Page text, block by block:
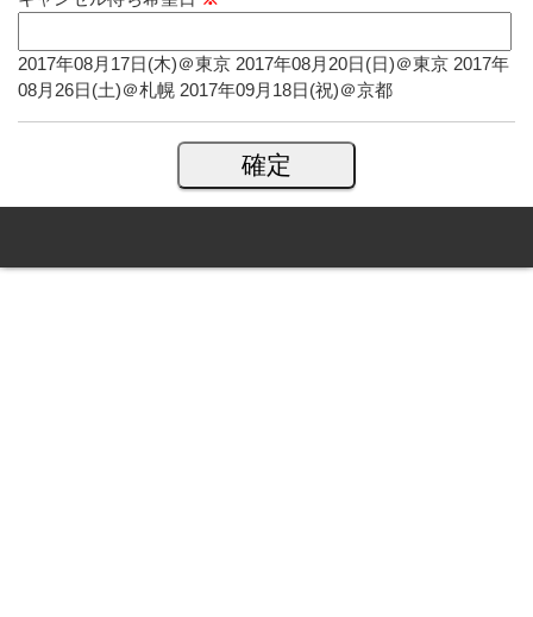
2017年08月17日(木)＠東京 2017年08月20日(日)＠東京 2017年
08月26日(土)＠札幌 2017年09月18日(祝)＠京都